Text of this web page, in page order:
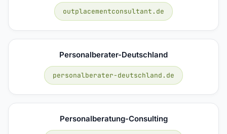
outplacementconsultant.de
Personalberater-Deutschland
personalberater-deutschland.de
Personalberatung-Consulting